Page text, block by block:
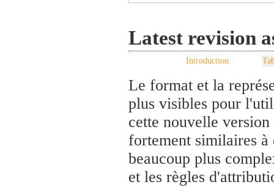
Latest revision
Introduction
Le format et la
plus visibles pour
cette nouvelle
fortement similaires à
beaucoup plus
et les règles